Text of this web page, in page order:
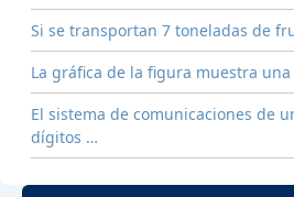
Si se transportan 7 toneladas de
La gráfica de la figura muestra
El sistema de comunicaciones de
dígitos …